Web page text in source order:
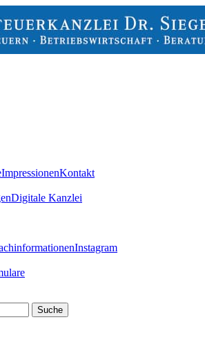
ImpressionenKontakt
Digitale Kanzlei
Instagram
Suche